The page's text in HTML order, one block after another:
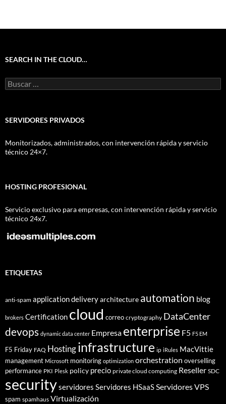
SEARCH IN THE CLOUD…
Buscar:
SERVIDORES PRIVADOS
Monitorizados, administrados, con intervención rápida y servicio
técnico 24×7.
HOSTING PROFESIONAL
Servicio exclusivo para empresas, con intervención rápida y servicio
técnico 24x7.
ETIQUETAS
anti-spam application deliveryarchitecture automation blog
brokers Certification cloud correo cryptography DataCenter
devops dynamic data center Empresa enterprise F5 F5 EM
F5 Friday FAQ Hostinginfrastructure ip iRules MacVittie
management Microsoft monitoring optimization orchestration overselling
performance PKI Plesk policy precio private cloud computing Reseller SDC
securityservidores Servidores HSaaSServidores VPS
spam spamhaus Virtualización